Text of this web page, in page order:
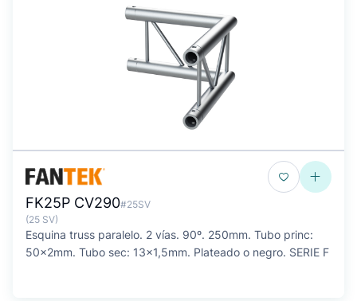
FK25P CV290#25SV
(25 SV)
Esquina truss paralelo. 2 vías. 90º. 250mm. Tubo princ:
50x2mm. Tubo sec: 13x1,5mm. Plateado o negro. SERIE F